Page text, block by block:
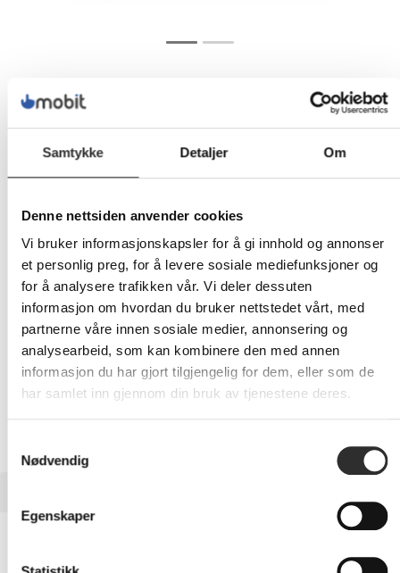
Samtykke Detaljer Om
Denne nettsiden anvender cookies
Vi bruker informasjonskapsler for å gi innhold og annonser
et personlig preg, for å levere sosiale mediefunksjoner og
for å analysere trafikken vår. Vi deler dessuten
informasjon om hvordan du bruker nettstedet vårt, med
partnerne våre innen sosiale medier, annonsering og
analysearbeid, som kan kombinere den med annen
informasjon du har gjort tilgjengelig for dem, eller som de
har samlet inn gjennom din bruk av tjenestene deres.
Nødvendig
Egenskaper
369,-
- +
LEGG I HANDLEVOGN
Nettlager:100+
Dell 5 År Keep Your Hard Drive - Utvidet
serviceavtale - ingen drevretur (for stasjonære) - 5 år - for